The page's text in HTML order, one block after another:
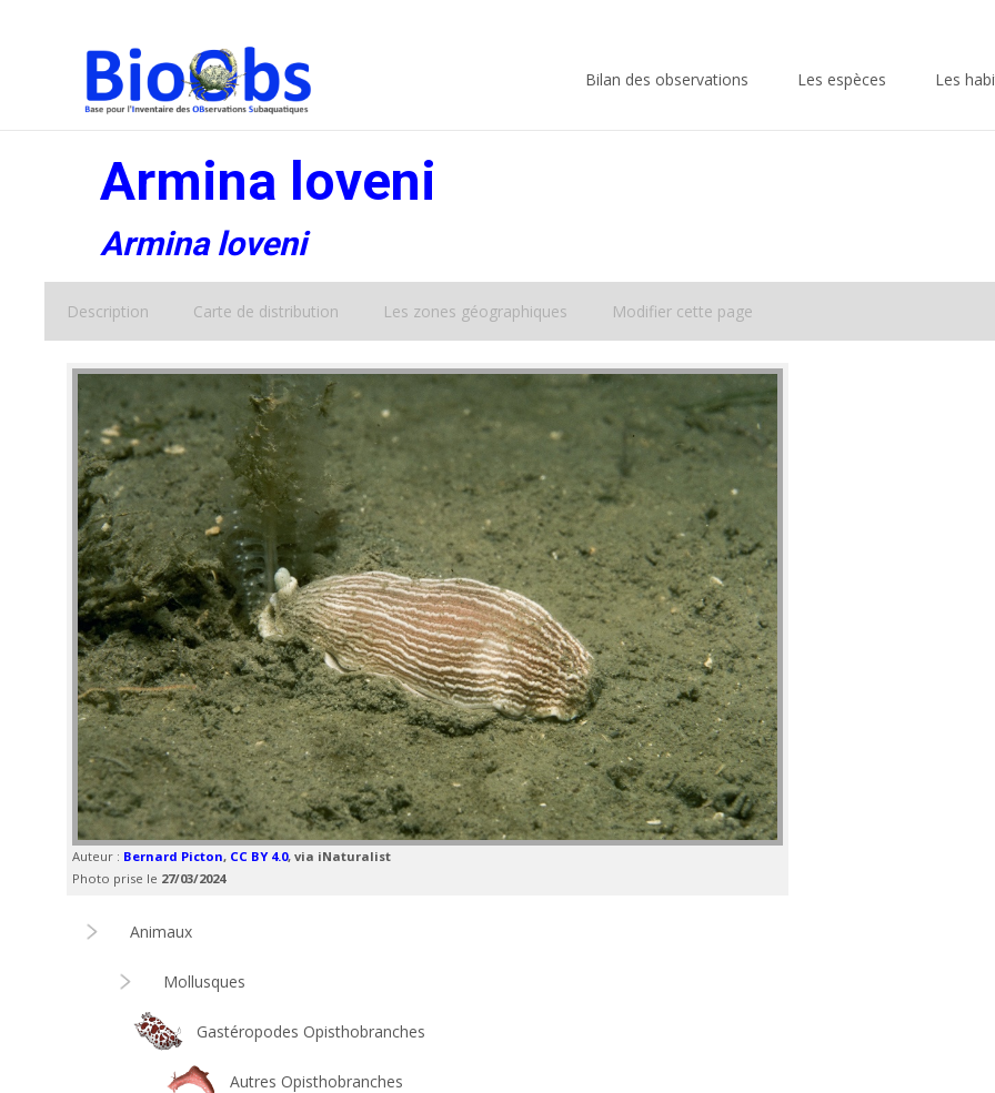
Bilan des observations Les espèces Les
Armina loveni
Armina loveni
Description Carte de distribution Les zones géographiques Modifier cette page
Auteur : Bernard Picton, CC BY 4.0, via iNaturalist
Photo prise le 27/03/2024
Animaux
Mollusques
Gastéropodes Opisthobranches
Autres Opisthobranches